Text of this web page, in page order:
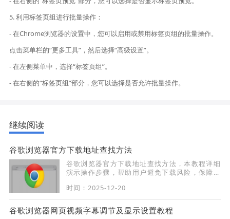
5. 利用标签页组进行批量操作：
- 在Chrome浏览器的设置中，您可以启用或禁用标签页组的批量操作。
点击菜单栏的“更多工具”，然后选择“高级设置”。
- 在左侧菜单中，选择“标签页组”。
- 在右侧的“标签页组”部分，您可以选择是否允许批量操作。
继续阅读
谷歌浏览器官方下载地址查找方法
谷歌浏览器官方下载地址查找方法，本教程详细
演示操作步骤，帮助用户避免下载风险，保障软
时间：2025-12-20
谷歌浏览器网页视频字幕调节及显示设置教程